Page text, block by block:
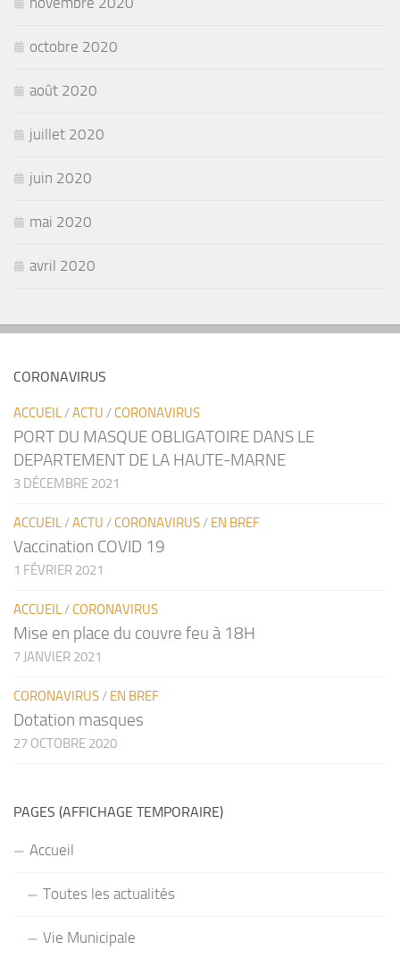
octobre 2020
août 2020
juillet 2020
juin 2020
mai 2020
avril 2020
CORONAVIRUS
ACCUEIL/ACTU / CORONAVIRUS
PORT DU MASQUE OBLIGATOIRE DANS LE
DEPARTEMENT DE LA HAUTE-MARNE
3 DÉCEMBRE 2021
ACCUEIL/ACTU / CORONAVIRUS/ EN BREF
Vaccination COVID 19
1 FÉVRIER 2021
ACCUEIL/ CORONAVIRUS
Mise en place du couvre feu à 18H
7 JANVIER 2021
CORONAVIRUS/ EN BREF
Dotation masques
27 OCTOBRE 2020
PAGES (AFFICHAGE TEMPORAIRE)
Accueil
Toutes les actualités
Vie Municipale